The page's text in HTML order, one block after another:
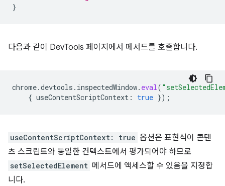
}
다음과 같이 DevTools 페이지에서 메서드를 호출합니다.
chrome.devtools . inspectedWindow. eval(
{ useContentScriptContext : true });
useContentScriptContext: true 옵션은 표현식이 콘텐
츠 스크립트와 동일한 컨텍스트에서 평가되어야 하므로
setSelectedElement 메서드에 액세스할 수 있음을 지정합
니다.